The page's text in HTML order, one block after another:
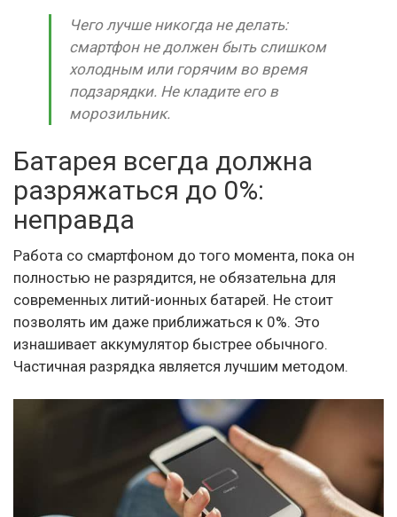
Чего лучше никогда не делать:
смартфон не должен быть слишком
холодным или горячим во время
подзарядки. Не кладите его в
морозильник.
Батарея всегда должна
разряжаться до 0%:
неправда
Работа со смартфоном до того момента, пока он
полностью не разрядится, не обязательна для
современных литий-ионных батарей. Не стоит
позволять им даже приближаться к 0%. Это
изнашивает аккумулятор быстрее обычного.
Частичная разрядка является лучшим методом.